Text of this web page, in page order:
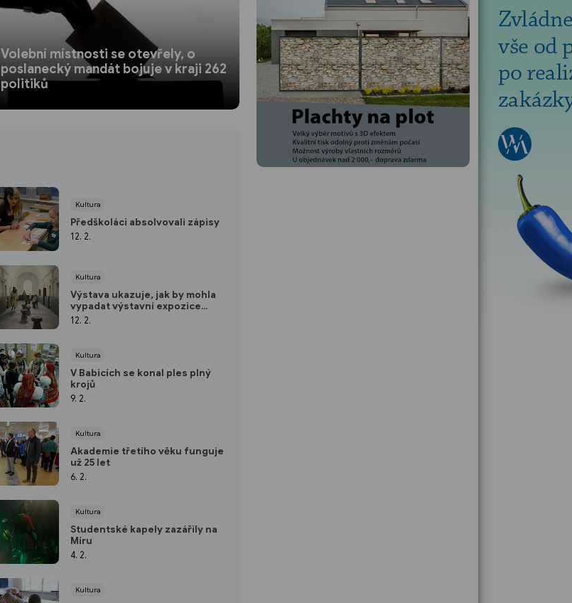
Volební místnosti se otevřely, o
poslanecký mandát bojuje v kraji 262
politiků
Kultura
Předškoláci absolvovali zápisy
12. 2.
Kultura
Výstava ukazuje, jak by mohla
vypadat výstavní expozice
věznice
12. 2.
Kultura
V Babicích se konal ples plný
krojů
9. 2.
Kultura
Akademie třetího věku funguje
už 25 let
6. 2.
Kultura
Studentské kapely zazářily na
Míru
4. 2.
Kultura